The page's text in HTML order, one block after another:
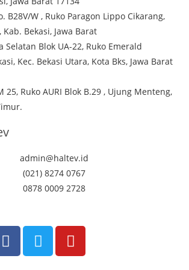
B28V/W , Ruko Paragon Lippo Cikarang,
Bekasi, Jawa Barat
Selatan Blok UA-22, Ruko Emerald
Kec. Bekasi Utara, Kota Bks, Jawa Barat
25, Ruko AURI Blok B.29 , Ujung Menteng,
admin@haltev.id
(021) 8274 0767
0878 0009 2728